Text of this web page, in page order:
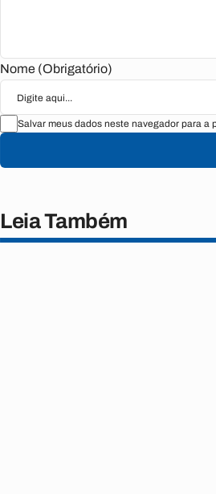
Nome (Obrigatório)
Salvar meus dados neste navegador para a
Leia Também